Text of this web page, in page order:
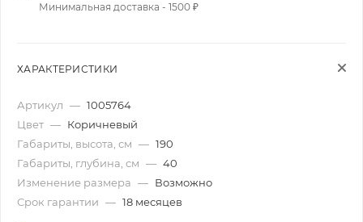
Минимальная доставка - 1500 ₽
ХАРАКТЕРИСТИКИ
Артикул — 1005764
Цвет — Коричневый
Габариты, высота, см — 190
Габариты, глубина, см — 40
Изменение размера — Возможно
Срок гарантии — 18 месяцев